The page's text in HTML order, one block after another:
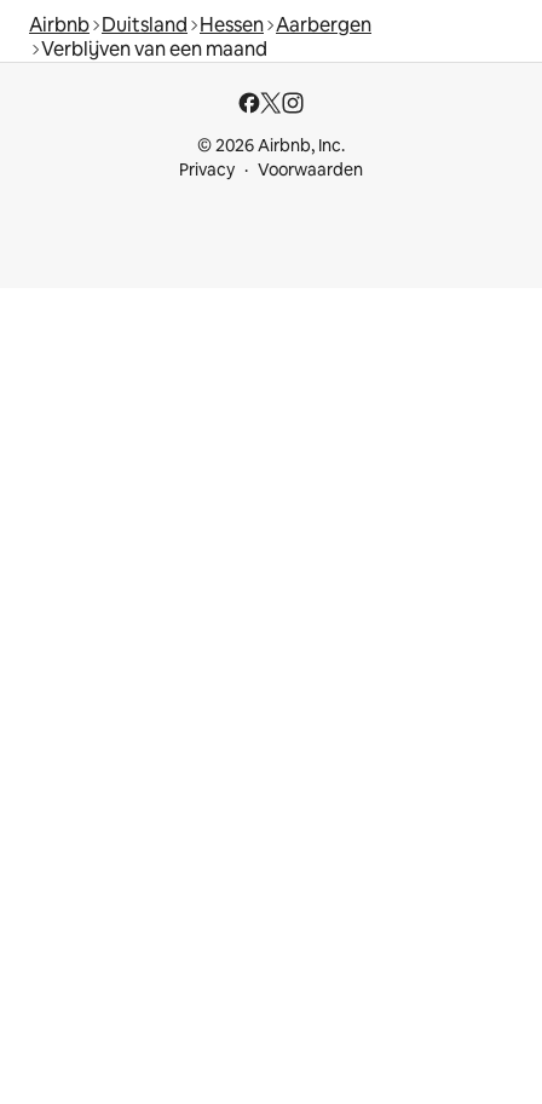
Airbnb Duitsland Hessen Aarbergen
Verblijven van een maand
© 2026 Airbnb, Inc.
Privacy
Voorwaarden